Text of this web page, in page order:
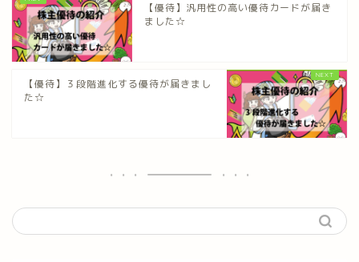
【優待】汎用性の高い優待カードが届き
ました☆
【優待】３段階進化する優待が届きまし
た☆